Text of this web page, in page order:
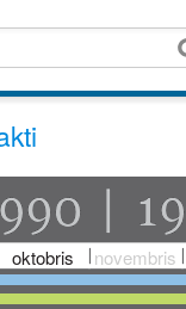
oktobris novembris